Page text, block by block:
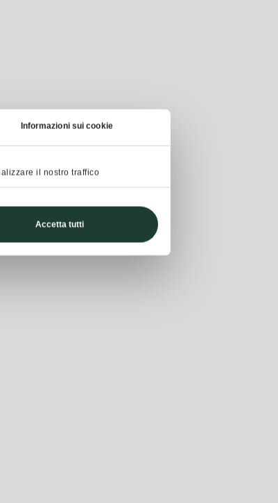
Informazioni sui cookie
il nostro traffico
Accetta tutti